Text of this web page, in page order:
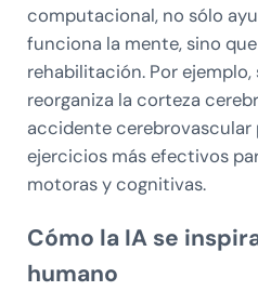
computacional, no sólo
funciona la mente, sino
rehabilitación. Por
reorganiza la corteza
accidente cerebrovascular
ejercicios más efectivos
motoras y cognitivas.
Cómo la IA se
humano